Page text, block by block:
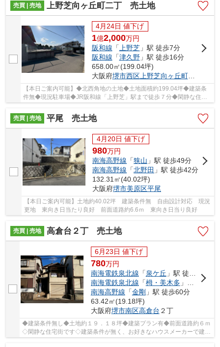
売買 | 売地 上野芝向ヶ丘町二丁 売土地
4月24日 値下げ
1億2,000万円
阪和線 「 上野芝」駅 徒歩7分
阪和線 「津久野」駅 徒歩16分
658.00㎡(199.04坪)
大阪府堺市西区上野芝向ヶ丘町２丁
【本日ご案内可能】◆北西角地の土地◆土地面積約199.04坪◆建築条
件無◆現況駐車場◆JR阪和線「上野芝」駅まで徒歩７分◆閑静な住宅
街◆
売買 | 売地
平尾 売土地
4月20日 値下げ
980万円
南海高野線 「狭山 」駅 徒歩49分
南海高野線 「北野田 」駅 徒歩42分
132.31㎡(40.02坪)
大阪府堺市美原区平尾
【本日ご案内可能】土地約40.02坪 建築条件無 自由設計対応 現況
更地 東向き日当たり良好 前面道路約6.6ｍ 東向き日当り良好
売買 | 売地 高倉台２丁 売土地
6月23日 値下げ
780万円
南海電鉄泉北線 「泉ケ丘 」駅 徒歩20分
南海電鉄泉北線 「栂・美木多 」駅 徒歩52分
南海高野線 「金剛」駅 徒歩60分
63.42㎡(19.18坪)
大阪府堺市南区高倉台 ２丁
◆建築条件無し◆土地約１９．１８坪◆建築プラン有◆前面道路約６ｍ
◇閑静な住宅街です◇建築条件が無く、お好きなハウスメーカーで建築
可能です！